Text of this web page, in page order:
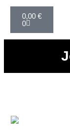
0,00 €
0